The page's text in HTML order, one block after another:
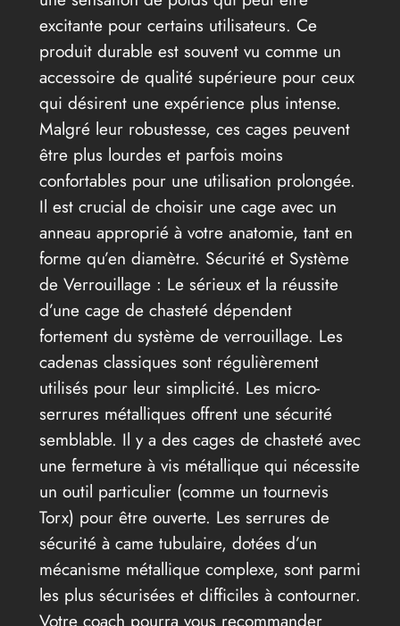
excitante pour certains utilisateurs. Ce
produit durable est souvent vu comme un
accessoire de qualité supérieure pour ceux
qui désirent une expérience plus intense.
Malgré leur robustesse, ces cages peuvent
être plus lourdes et parfois moins
confortables pour une utilisation prolongée.
Il est crucial de choisir une cage avec un
anneau approprié à votre anatomie, tant en
forme qu’en diamètre. Sécurité et Système
de Verrouillage : Le sérieux et la réussite
d’une cage de chasteté dépendent
fortement du système de verrouillage. Les
cadenas classiques sont régulièrement
utilisés pour leur simplicité. Les micro-
serrures métalliques offrent une sécurité
semblable. Il y a des cages de chasteté avec
une fermeture à vis métallique qui nécessite
un outil particulier (comme un tournevis
Torx) pour être ouverte. Les serrures de
sécurité à came tubulaire, dotées d’un
mécanisme métallique complexe, sont parmi
les plus sécurisées et difficiles à contourner.
Votre coach pourra vous recommander